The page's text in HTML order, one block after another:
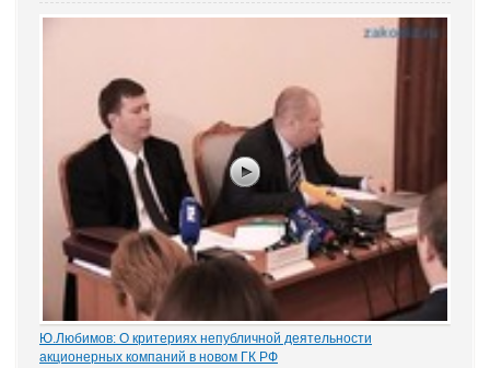
правосудия. Причем, зафиксированным непосредственно в
Ю.Любимов: О критериях непубличной деятельности
акционерных компаний в новом ГК РФ